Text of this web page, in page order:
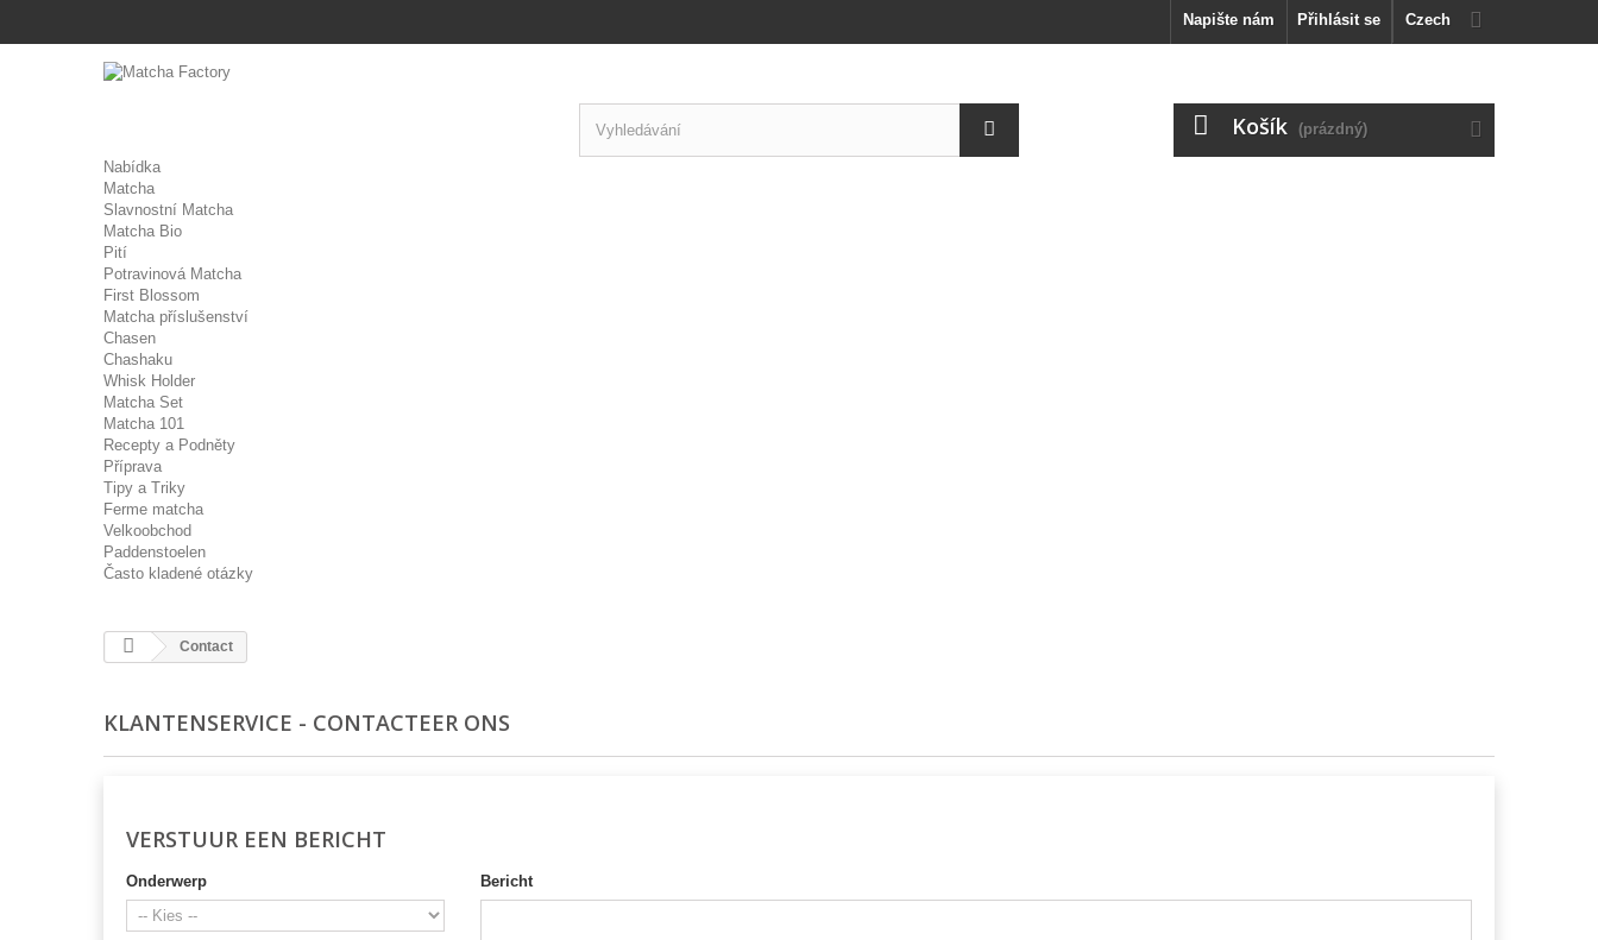
Czech
Přihlásit se
Napište nám
Košík (prázdný)
Nabídka
Matcha
Slavnostní Matcha
Matcha Bio
Pití
Potravinová Matcha
First Blossom
Matcha příslušenství
Chasen
Chashaku
Whisk Holder
Matcha Set
Matcha 101
Recepty a Podněty
Příprava
Tipy a Triky
Ferme matcha
Velkoobchod
Paddenstoelen
Často kladené otázky
Contact
KLANTENSERVICE - CONTACTEER ONS
VERSTUUR EEN BERICHT
Onderwerp Bericht